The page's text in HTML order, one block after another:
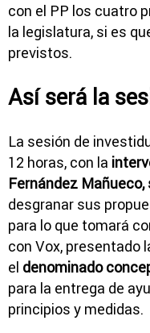
con el PP los cuatro
la legislatura, si es
previstos.
Así será la
La sesión de
12 horas, con la
Fernández
desgranar sus
para lo que tomará
con Vox, presentado
el denominado
para la entrega de
principios y medidas.